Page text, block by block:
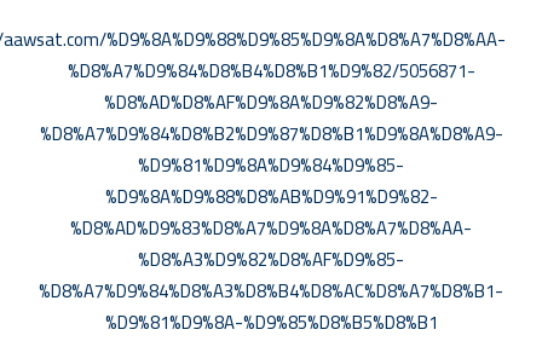
%D9%8A%D9%88%D9%85%D9%8A%D8%A7%D8%AA-
%D8%A7%D9%84%D8%B4%D8%B1%D9%82/5056871-
%D8%AD%D8%AF%D9%8A%D9%82%D8%A9-
%D8%A7%D9%84%D8%B2%D9%87%D8%B1%D9%8A%D8%A9-
%D9%81%D9%8A%D9%84%D9%85-
%D9%8A%D9%88%D8%AB%D9%91%D9%82-
%D8%AD%D9%83%D8%A7%D9%8A%D8%A7%D8%AA-
%D8%A3%D9%82%D8%AF%D9%85-
%D8%A7%D9%84%D8%A3%D8%B4%D8%AC%D8%A7%D8%B1-
%D9%81%D9%8A-%D9%85%D8%B5%D8%B1